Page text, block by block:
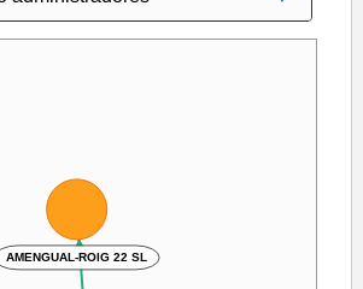
AMENGUAL-ROIG 22 SL